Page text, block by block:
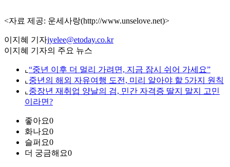
<자료 제공: 운세사랑(http://www.unselove.net)>
이지혜 기자jyelee@etoday.co.kr
이지혜 기자의 주요 뉴스
⌞ “중년 이후 더 멀리 가려면, 지금 잠시 쉬어 가세요”
⌞ 중년의 해외 자유여행 도전, 미리 알아야 할 5가지 원칙
⌞ 중장년 재취업 양날의 검, 민간 자격증 딸지 말지 고민
이라면?
좋아요0
화나요0
슬퍼요0
더 궁금해요0